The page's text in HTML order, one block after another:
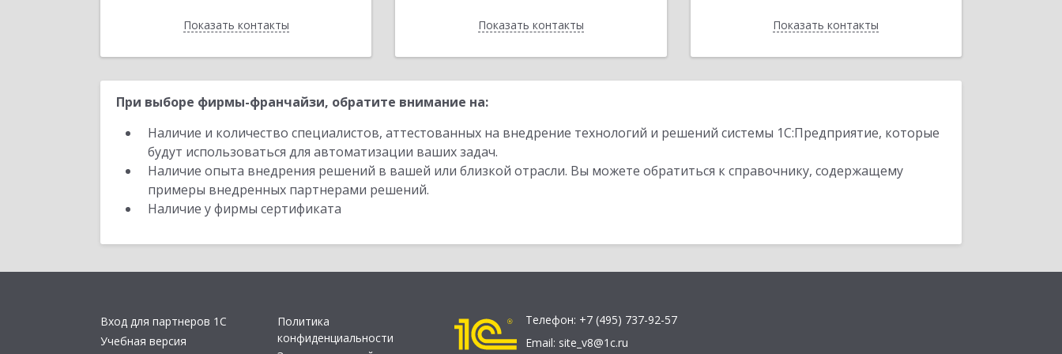
Показать контакты
Назад Показать контакты
Назад Показать контакты
Назад
При выборе фирмы-франчайзи, обратите внимание на:
Наличие и количество специалистов, аттестованных на внедрение технологий и решений системы 1С:Предприятие, которые
будут использоваться для автоматизации ваших задач.
Наличие опыта внедрения решений в вашей или близкой отрасли. Вы можете обратиться к справочнику, содержащему
примеры внедренных партнерами решений.
Наличие у фирмы сертификата
Вход для партнеров 1С
Учебная версия
Политика
конфиденциальности
Телефон: +7 (495) 737-92-57
Email: site_v8@1c.ru